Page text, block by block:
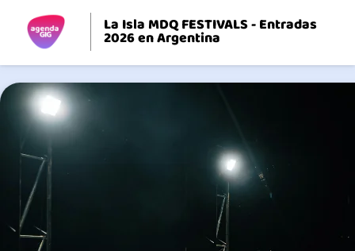
La Isla MDQ FESTIVALS - Entradas
2026 en Argentina